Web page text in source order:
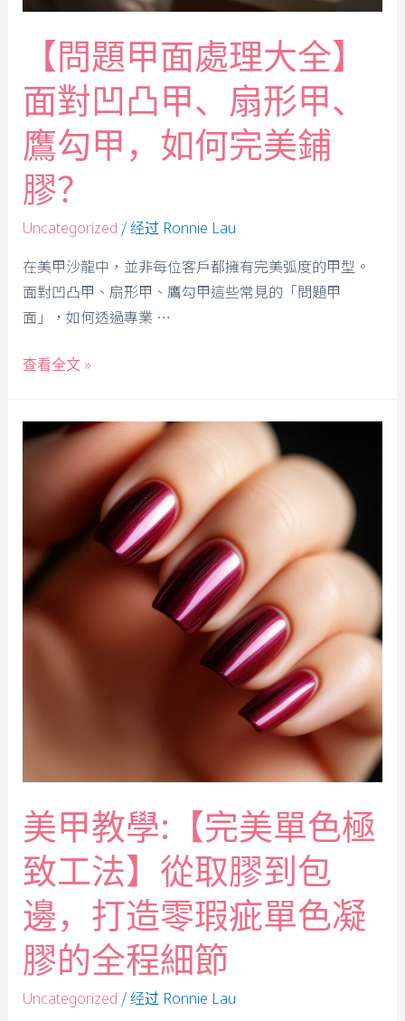
【問題甲面處理大全】
面對凹凸甲、扇形甲、
鷹勾甲，如何完美鋪
膠？
Uncategorized / 经过 Ronnie Lau
在美甲沙龍中，並非每位客戶都擁有完美弧度的甲型。
面對凹凸甲、扇形甲、鷹勾甲這些常見的「問題甲
面」，如何透過專業 …
查看全文 »
美甲教學:【完美單色極
致工法】從取膠到包
邊，打造零瑕疵單色凝
膠的全程細節
Uncategorized / 经过 Ronnie Lau